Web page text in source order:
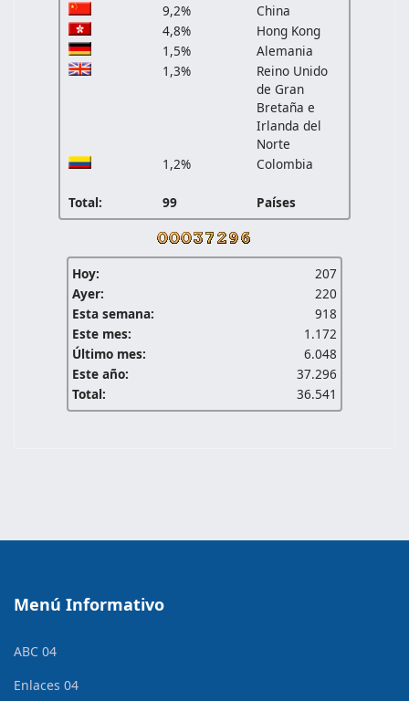
9,2%
China
4,8%
Hong Kong
1,5%
Alemania
1,3%
Reino Unido
de Gran
Bretaña e
Irlanda del
Norte
1,2%
Colombia
Total: 99 Países
Hoy:
207
Ayer:
220
Esta semana:
918
Este mes:
1.172
Último mes:
6.048
Este año:
37.296
Total:
36.541
Menú Informativo
ABC 04
Enlaces 04